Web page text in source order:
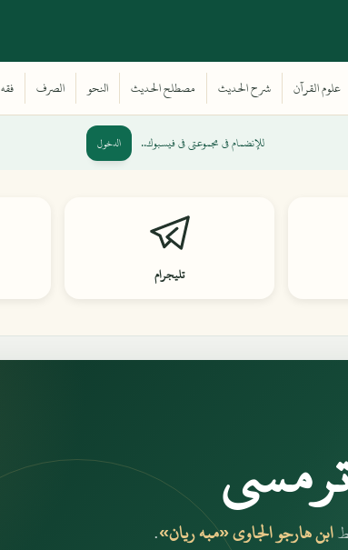
للإنضمام في مجموعتي في فيسبوك.. الدخول
تليجرام
ابن هارجو الجاوي «مبه ريان».